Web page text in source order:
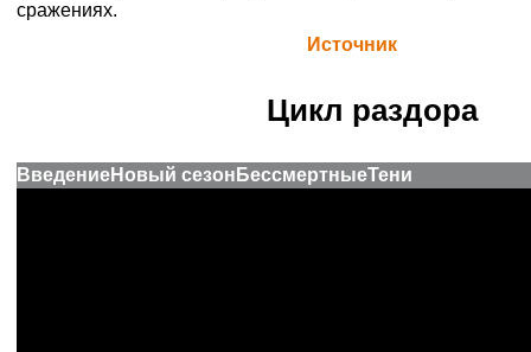
сражениях.
Источник
Цикл раздора
ВведениеНовый сезон БессмертныеТени